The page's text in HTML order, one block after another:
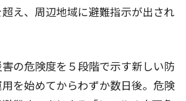
え、周辺地域に避難指示が出され
の危険度を５段階で示す新しい防
を始めてからわずか数日後。危険